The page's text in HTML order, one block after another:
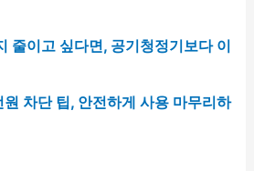
줄이고 싶다면, 공기청정기보다 이
차단 팁, 안전하게 사용 마무리하